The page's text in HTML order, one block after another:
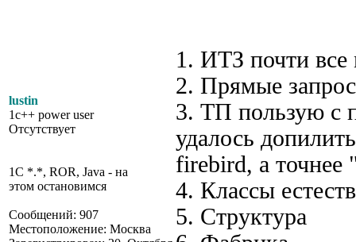
lustin
1c++ power user
Отсутствует
1C *.*, ROR, Java - на
этом остановимся
Сообщений: 907
Местоположение: Москва
1. ИТЗ почти все
2. Прямые
3. ТП пользую с
удалось
firebird, а
4. Классы
5. Структура